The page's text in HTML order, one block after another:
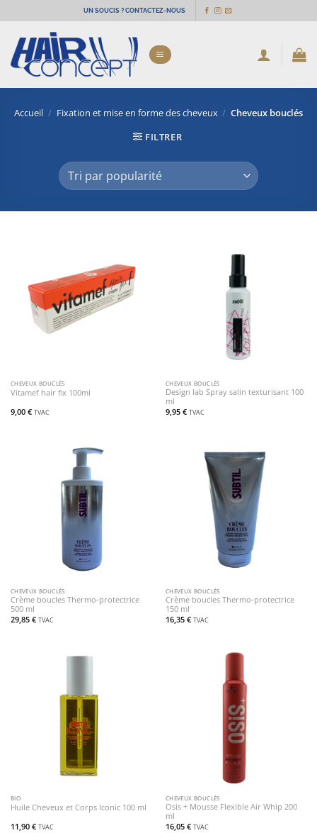
au
contenu
UN SOUCIS ? CONTACTEZ-NOUS
Accueil / Fixation et mise en forme des cheveux / Cheveux bouclés
FILTRER
CHEVEUX BOUCLÉS
Vitamef hair fix 100ml
9,00 € TVAC
CHEVEUX BOUCLÉS
Design lab Spray salin texturisant 100
ml
9,95 € TVAC
CHEVEUX BOUCLÉS
Crème boucles Thermo-protectrice
500 ml
29,85 € TVAC
CHEVEUX BOUCLÉS
Crème boucles Thermo-protectrice
150 ml
16,35 € TVAC
BIO
Huile Cheveux et Corps Iconic 100 ml
11,90 € TVAC
CHEVEUX BOUCLÉS
Osis + Mousse Flexible Air Whip 200
ml
16,05 € TVAC